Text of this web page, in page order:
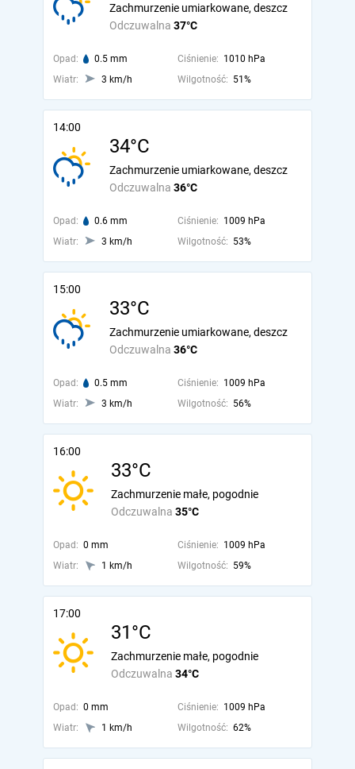
Odczuwalna 37°C
Zachmurzenie umiarkowane, deszcz
Opad: 0.5 mm Ciśnienie: 1010 hPa
Wiatr:
3 km/h Wilgotność: 51%
14:00
34°C
Odczuwalna 36°C
Zachmurzenie umiarkowane, deszcz
Opad: 0.6 mm Ciśnienie: 1009 hPa
Wiatr:
3 km/h Wilgotność: 53%
15:00
33°C
Odczuwalna 36°C
Zachmurzenie umiarkowane, deszcz
Opad: 0.5 mm Ciśnienie: 1009 hPa
Wiatr:
3 km/h Wilgotność: 56%
16:00
33°C
Odczuwalna 35°C
Zachmurzenie małe, pogodnie
Opad: 0 mm Ciśnienie: 1009 hPa
Wiatr:
1 km/h Wilgotność: 59%
17:00
31°C
Odczuwalna 34°C
Zachmurzenie małe, pogodnie
Opad: 0 mm Ciśnienie: 1009 hPa
Wiatr:
1 km/h Wilgotność: 62%